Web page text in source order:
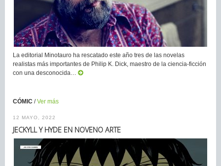
La editorial Minotauro ha rescatado este año tres de las novelas
realistas más importantes de Philip K. Dick, maestro de la ciencia-ficción
con una desconocida…
CÓMIC /Ver más
12 MAYO, 2022
JECKYLL Y HYDE EN NOVENO ARTE